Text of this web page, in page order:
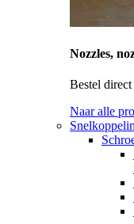
Nozzles,
Bestel
Naar alle